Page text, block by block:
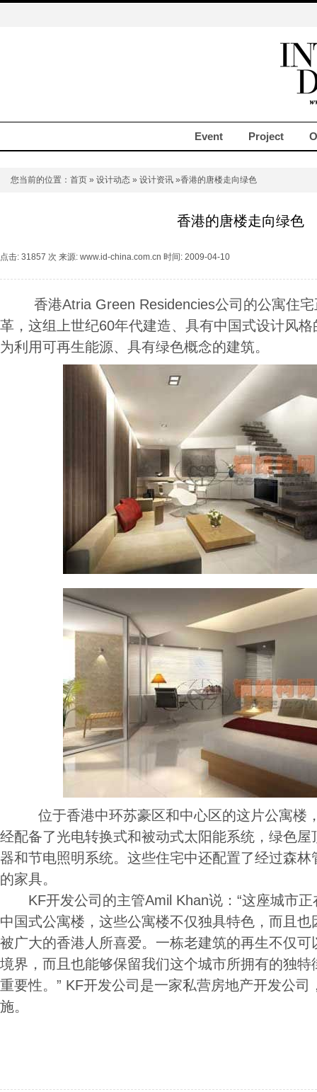
Event Project
您当前的位置： 首页 » 设计动态 » 设计资讯 »香港的唐楼走向绿色
香港的唐楼走向绿色
点击: 31857 次 来源: www.id-china.com.cn 时间: 2009-04-10
香港Atria Green Residencies公司的公寓住宅
革，这组上世纪60年代建造、具有中国式设计风
为利用可再生能源、具有绿色概念的建筑。
位于香港中环苏豪区和中心区的这片公寓楼，
经配备了光电转换式和被动式太阳能系统，绿色
器和节电照明系统。这些住宅中还配置了经过森
的家具。
KF开发公司的主管Amil Khan说：“这座城市正
中国式公寓楼，这些公寓楼不仅独具特色，而且
被广大的香港人所喜爱。一栋老建筑的再生不仅
境界，而且也能够保留我们这个城市所拥有的独
重要性。” KF开发公司是一家私营房地产开发公
施。